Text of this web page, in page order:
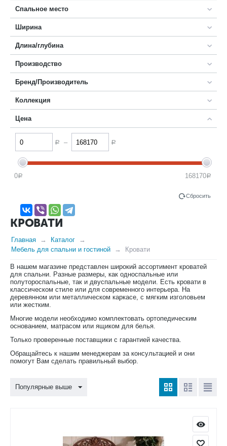
Спальное место
Ширина
Длина/глубина
Производство
Бренд/Производитель
Коллекция
Цена
Р – Р
0Р 168170Р
Сбросить
КРОВАТИ
Главная
Каталог
Мебель для спальни и гостиной
Кровати
В нашем магазине представлен широкий ассортимент кроватей
для спальни. Разные размеры, как односпальные или
полутороспальные, так и двуспальные модели. Есть кровати в
классическом стиле или для современного интерьера. На
деревянном или металлическом каркасе, с мягким изголовьем
или жестким.
Многие модели необходимо комплектовать ортопедическим
основанием, матрасом или ящиком для белья.
Только проверенные поставщики с гарантией качества.
Обращайтесь к нашим менеджерам за консультацией и они
помогут Вам сделать правильный выбор.
Популярные выше